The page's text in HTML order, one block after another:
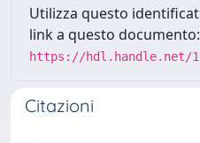
Utilizza questo
link a questo documento:
https://hdl.handle.net/
Citazioni